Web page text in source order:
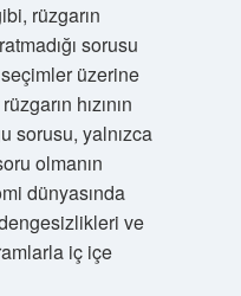
rüzgarın
sorusu
üzerine
hızının
sorusu, yalnızca
olmanın
dünyasında
ve
iç içe